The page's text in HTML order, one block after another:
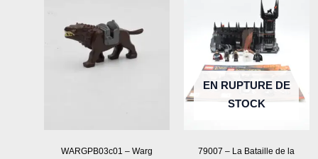
WARGPB03c01 – Warg
EN RUPTURE DE
STOCK
79007 – La Bataille de la